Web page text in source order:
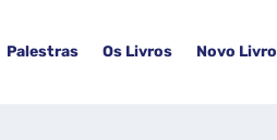
Palestras Os Livros Novo Livro